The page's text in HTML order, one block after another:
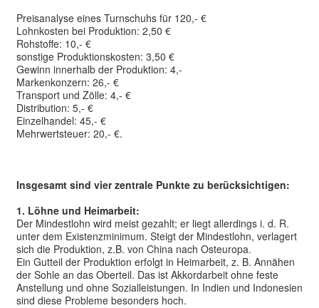
Preisanalyse eines Turnschuhs für 120,- €
Lohnkosten bei Produktion: 2,50 €
Rohstoffe: 10,- €
sonstige Produktionskosten: 3,50 €
Gewinn innerhalb der Produktion: 4,-
Markenkonzern: 26,- €
Transport und Zölle: 4,- €
Distribution: 5,- €
Einzelhandel: 45,- €
Mehrwertsteuer: 20,- €.
Insgesamt sind vier zentrale Punkte zu berücksichtigen:
1. Löhne und Heimarbeit:
Der Mindestlohn wird meist gezahlt; er liegt allerdings i. d. R.
unter dem Existenzminimum. Steigt der Mindestlohn, verlagert
sich die Produktion, z.B. von China nach Osteuropa.
Ein Gutteil der Produktion erfolgt in Heimarbeit, z. B. Annähen
der Sohle an das Oberteil. Das ist Akkordarbeit ohne feste
Anstellung und ohne Sozialleistungen. In Indien und Indonesien
sind diese Probleme besonders hoch.